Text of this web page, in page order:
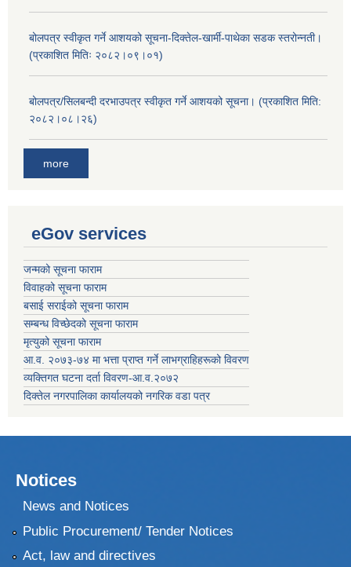
बोलपत्र स्वीकृत गर्ने आशयको सूचना-दिक्तेल-खार्मी-पाथेका सडक स्तरोन्नती।
(प्रकाशित मितिः २०८२।०९।०१)
बोलपत्र/सिलबन्दी दरभाउपत्र स्वीकृत गर्ने आशयको सूचना। (प्रकाशित मिति:
२०८२।०८।२६)
more
eGov services
जन्मको सूचना फाराम
विवाहको सूचना फाराम
बसाई सराईको सूचना फाराम
सम्बन्ध विच्छेदको सूचना फाराम
मृत्युको सूचना फाराम
आ.व. २०७३-७४ मा भत्ता प्राप्त गर्ने लाभग्राहिहरूको विवरण
व्यक्तिगत घटना दर्ता विवरण-आ.व.२०७२
दिक्तेल नगरपालिका कार्यालयको नगरिक वडा पत्र
Notices
News and Notices
Public Procurement/ Tender Notices
Act, law and directives